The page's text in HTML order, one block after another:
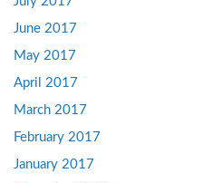
June 2017
May 2017
April 2017
March 2017
February 2017
January 2017